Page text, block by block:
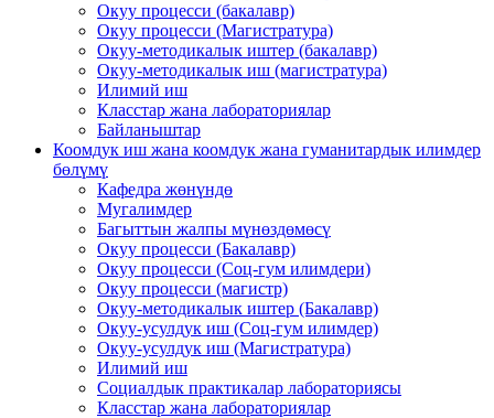
Окуу процесси (бакалавр)
Окуу процесси (Магистратура)
Окуу-методикалык иштер (бакалавр)
Окуу-методикалык иш (магистратура)
Илимий иш
Класстар жана лабораториялар
Байланыштар
Коомдук иш жана коомдук жана гуманитардык илимдер
бөлүмү
Кафедра жөнүндө
Мугалимдер
Багыттын жалпы мүнөздөмөсү
Окуу процесси (Бакалавр)
Окуу процесси (Соц-гум илимдери)
Окуу процесси (магистр)
Окуу-методикалык иштер (Бакалавр)
Окуу-усулдук иш (Соц-гум илимдер)
Окуу-усулдук иш (Магистратура)
Илимий иш
Социалдык практикалар лабораториясы
Класстар жана лабораториялар